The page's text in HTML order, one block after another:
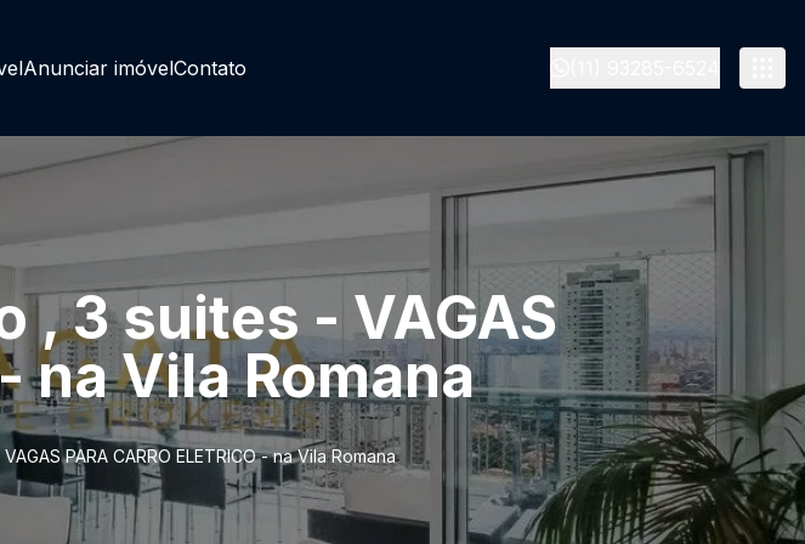
Anunciar imóvelContato
, 3 suites - VAGAS
na Vila Romana
PARA CARRO ELETRICO - na Vila Romana